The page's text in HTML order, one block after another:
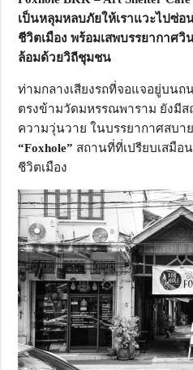
เป็นหลุมหลบภัยให้เราแวะไปซ่
ชีวิตเมือง พร้อมเสพบรรยากาศวิ
ล้อมด้วยวิถีชุมชน
ท่ามกลางเสียงรถที่จอแจอยู่บน
ตรงข้ามวัดมหรรณพาราม ยังมีส
ความวุ่นวาย ในบรรยากาศสบา
“Foxhole” สถานที่ที่เปรียบเสมื
ชีวิตเมือง